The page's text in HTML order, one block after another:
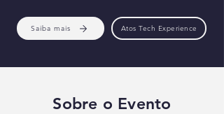
Saiba mais Atos Tech Experience
Sobre o Evento